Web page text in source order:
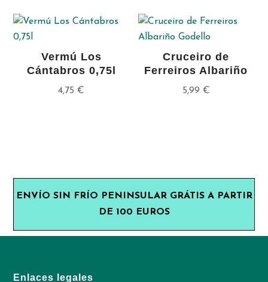
Vermú Los
Cántabros 0,75l
4,75€
Cruceiro de
Ferreiros Albariño
5,99 €
ENVÍO SIN FRÍO PENINSULAR GRÁTIS A PARTIR
DE 100 EUROS
Enlaces legales